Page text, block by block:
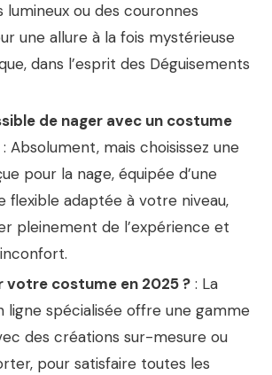
lumineux ou des couronnes
une allure à la fois mystérieuse
dans l’esprit des Déguisements
de nager avec un costume
: Absolument, mais choisissez une
pour la nage, équipée d’une
flexible adaptée à votre niveau,
pleinement de l’expérience et
votre costume en 2025 ? : La
ligne spécialisée offre une gamme
des créations sur-mesure ou
pour satisfaire toutes les